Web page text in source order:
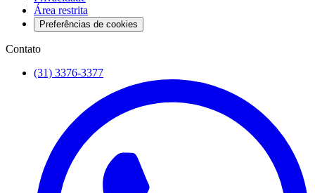
Área restrita
Preferências de cookies
Contato
(31) 3376-3377